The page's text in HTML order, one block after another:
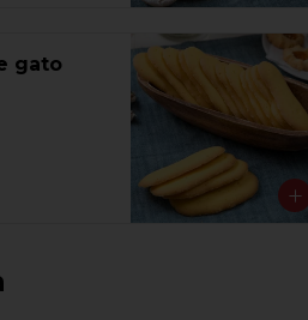
gato